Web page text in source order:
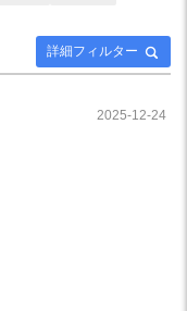
詳細フィルター
2025-12-24